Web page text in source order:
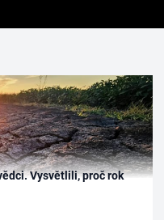
Vysvětlili, proč rok